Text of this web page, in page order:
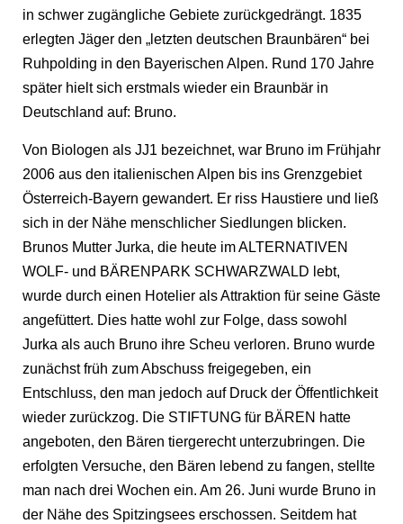
in schwer zugängliche Gebiete zurückgedrängt. 1835
erlegten Jäger den „letzten deutschen Braunbären“ bei
Ruhpolding in den Bayerischen Alpen. Rund 170 Jahre
später hielt sich erstmals wieder ein Braunbär in
Deutschland auf: Bruno.
Von Biologen als JJ1 bezeichnet, war Bruno im Frühjahr
2006 aus den italienischen Alpen bis ins Grenzgebiet
Österreich-Bayern gewandert. Er riss Haustiere und ließ
sich in der Nähe menschlicher Siedlungen blicken.
Brunos Mutter Jurka, die heute im ALTERNATIVEN
WOLF- und BÄRENPARK SCHWARZWALD lebt,
wurde durch einen Hotelier als Attraktion für seine Gäste
angefüttert. Dies hatte wohl zur Folge, dass sowohl
Jurka als auch Bruno ihre Scheu verloren. Bruno wurde
zunächst früh zum Abschuss freigegeben, ein
Entschluss, den man jedoch auf Druck der Öffentlichkeit
wieder zurückzog. Die STIFTUNG für BÄREN hatte
angeboten, den Bären tiergerecht unterzubringen. Die
erfolgten Versuche, den Bären lebend zu fangen, stellte
man nach drei Wochen ein. Am 26. Juni wurde Bruno in
der Nähe des Spitzingsees erschossen. Seitdem hat